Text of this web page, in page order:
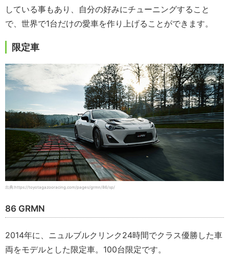
している事もあり、自分の好みにチューニングすること
で、世界で1台だけの愛車を作り上げることができます。
限定車
出典:https://toyotagazooracing.com/pages/grmn/86/sp/
86 GRMN
2014年に、ニュルブルクリンク24時間でクラス優勝した車
両をモデルとした限定車。100台限定です。